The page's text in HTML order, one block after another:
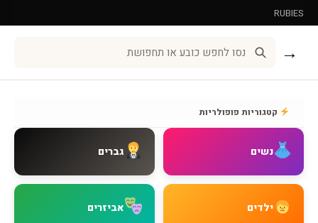
RUBIES
צור קשר
שאלות נפוצות
מדיניות משלוחים
מדיניות החזרות
מדיניות פרטיות
→
קטגוריות פופולריות
נשים גברים
ילדים אביזרים